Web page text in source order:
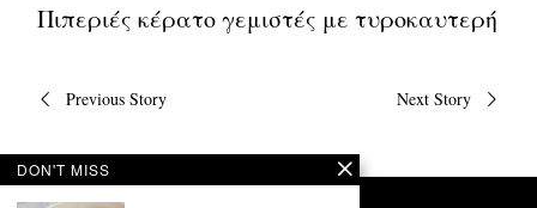
Πιπεριές κέρατο γεμιστές με τυροκαυτερή
Πλοήγηση
Previous Story Next Story
DON'T MISS